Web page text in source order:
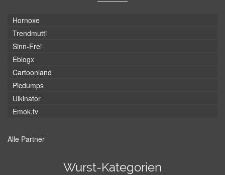
Hornoxe
Trendmutti
Sinn-Frei
Eblogx
Cartoonland
Picdumps
Ulkinator
Emok.tv
Alle Partner
Wurst-Kategorien